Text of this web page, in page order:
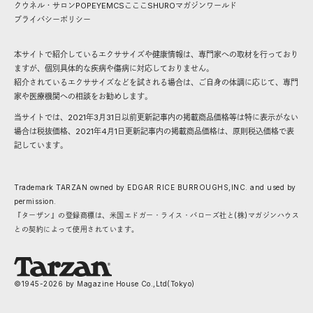
クウネル・サロンPOPEYEMCS こここ SHUROマガジンワールド
プライバシーポリシー
本サイトで紹介しているエクササイズや健康情報は、専門家への取材を行っており
ますが、個別具体的な疾病や傷病に対応しておりません。
紹介されているエクササイズなどを試される場合は、ご自身の体調に応じて、専門
家や医療機関への相談をお勧めします。
当サイトでは、2021年3月31日以前更新記事内の掲載商品価格等は特に表示がない
場合は税抜価格、2021年4月1日更新記事内の掲載商品価格は、原則税込価格で表
記しています。
Trademark TARZAN owned by EDGAR RICE BURROUGHS,INC. and used by
permission.
『ターザン』の登録商標は、米国エドガー・ライス・バローズ社と(株)マガジンハウス
との契約によって使用されています。
©1945-2026 by Magazine House Co.,Ltd(Tokyo)